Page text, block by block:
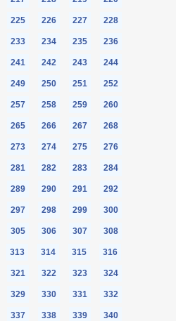
225 226 227 228
233 234 235 236
241 242 243 244
249 250 251 252
257 258 259 260
265 266 267 268
273 274 275 276
281 282 283 284
289 290 291 292
297 298 299 300
305 306 307 308
313 314 315 316
321 322 323 324
329 330 331 332
337 338 339 340